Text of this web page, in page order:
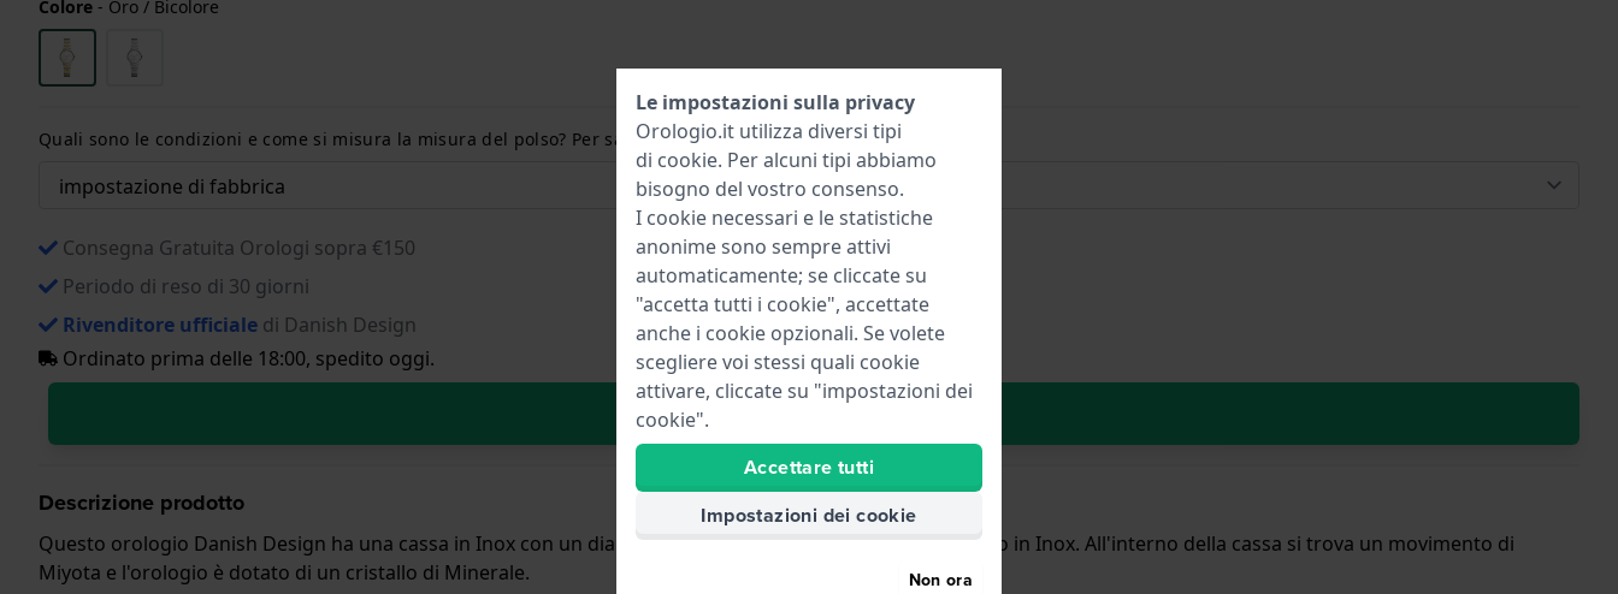
Colore - Oro / Bicolore
Quali sono le condizioni e come si misura la misura del polso? Per saperne di più:
Consegna Gratuita Orologi sopra €150
Periodo di reso di 30 giorni
Rivenditore ufficiale di Danish Design
Ordinato prima delle 18:00, spedito oggi.
Aggiungi al carrello
Descrizione prodotto
Questo orologio Danish Design ha una cassa in Inox con un diametro di 26 mm ed è dotato di un cinturino in Inox. All'interno della cassa si trova un movimento di
Miyota e l'orologio è dotato di un cristallo di Minerale.
Le impostazioni sulla privacy
Orologio.it utilizza diversi tipi
di cookie. Per alcuni tipi abbiamo
bisogno del vostro consenso.
I cookie necessari e le statistiche
anonime sono sempre attivi
automaticamente; se cliccate su
"accetta tutti i cookie", accettate
anche i cookie opzionali. Se volete
scegliere voi stessi quali cookie
attivare, cliccate su "impostazioni dei
cookie".
Accettare tutti
Impostazioni dei cookie
Non ora